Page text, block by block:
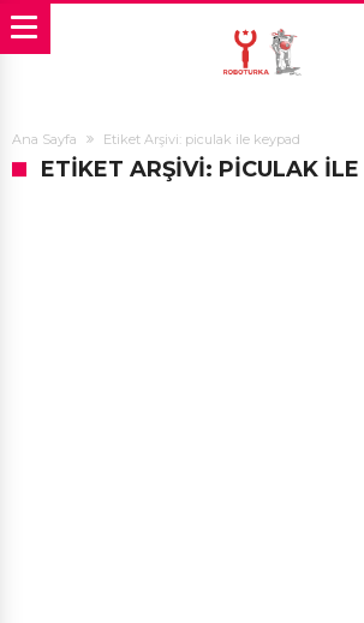
Ana Sayfa Etiket Arşivi: piculak ile keypad
ETIKET ARŞIVI: PICULAK